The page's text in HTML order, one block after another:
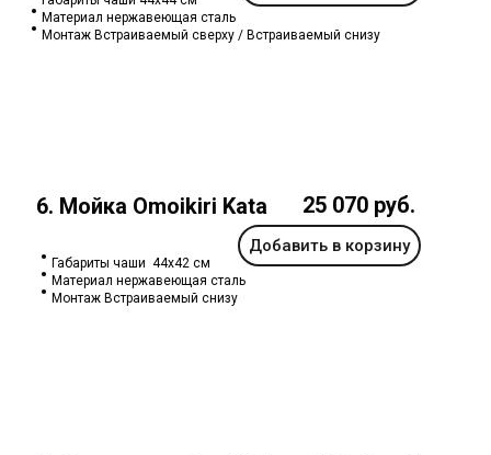
Добавить в корзину
25 070 руб.
Габариты чаши 44х42 см
Материал нержавеющая сталь
Монтаж Встраиваемый снизу
6. Мойка Omoikiri Kata
Материал нержавеющая сталь
Монтаж Встраиваемый сверху / Встраиваемый снизу